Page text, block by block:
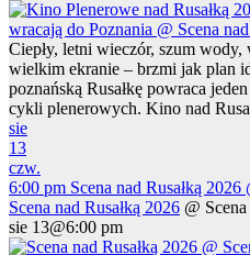
Ciepły, letni wieczór, szum
wielkim ekranie – brzmi jak plan
poznańską Rusałkę powraca
cykli plenerowych. Kino nad
sie
13
czw.
6:00 pm Scena nad Rusałką 2026
Scena nad Rusałką 2026 @ Scena
sie 13@6:00 pm